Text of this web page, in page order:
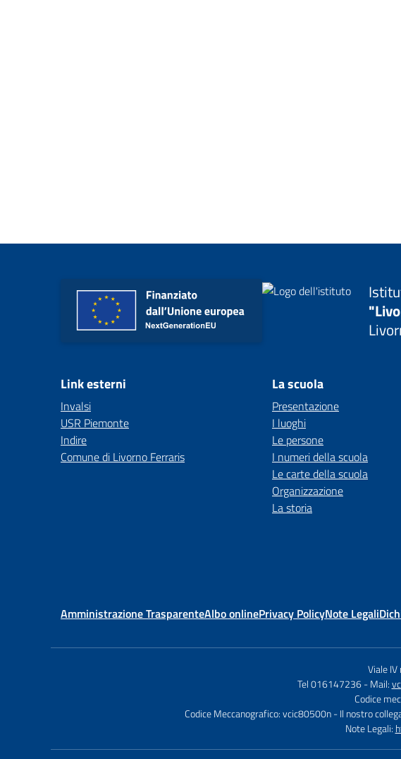
Link esterni
Invalsi
USR Piemonte
Indire
Comune di Livorno Ferraris
La scuola
Presentazione
I luoghi
Le persone
I numeri della scuola
Le carte della scuola
Organizzazione
La storia
Amministrazione TrasparenteAlbo onlinePrivacy PolicyNote Legali
Viale
Tel 016147236 - Mail:
Codice
Codice Meccanografico: vcic80500n - Il nostro
Note Legali: